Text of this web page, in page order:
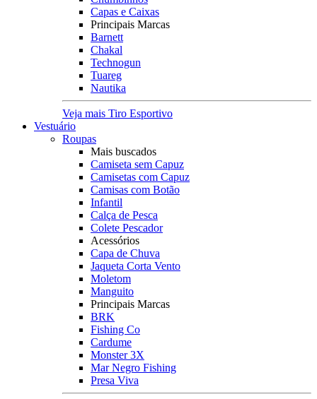
Capas e Caixas
Principais Marcas
Barnett
Chakal
Technogun
Tuareg
Nautika
Veja mais Tiro Esportivo
Vestuário
Roupas
Mais buscados
Camiseta sem Capuz
Camisetas com Capuz
Camisas com Botão
Infantil
Calça de Pesca
Colete Pescador
Acessórios
Capa de Chuva
Jaqueta Corta Vento
Moletom
Manguito
Principais Marcas
BRK
Fishing Co
Cardume
Monster 3X
Mar Negro Fishing
Presa Viva